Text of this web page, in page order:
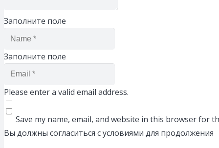
Заполните поле
Заполните поле
Please enter a valid email address.
Save my name, email, and website in this browser for
Вы должны согласиться с условиями для продолжения